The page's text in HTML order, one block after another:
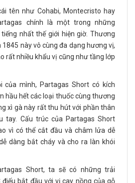
tên như Cohabi, Montecristo hay
chính là một trong những
nhất thế giới hiện giờ. Thương
này vô cùng đa dạng hương vị,
rất nhiều khẩu vị cũng như tầng lớp
mình, Partagas Short có kích
hầu hết các loại thuốc cùng thương
xì gà này rất thu hút với phần thân
tay. Cấu trúc của Partagas Short
vì có thể cắt đầu và châm lửa dễ
dàng bắt cháy và cho ra làn khói
Short, ta sẽ có những trải
bắt đầu với vị cay nồng của gỗ